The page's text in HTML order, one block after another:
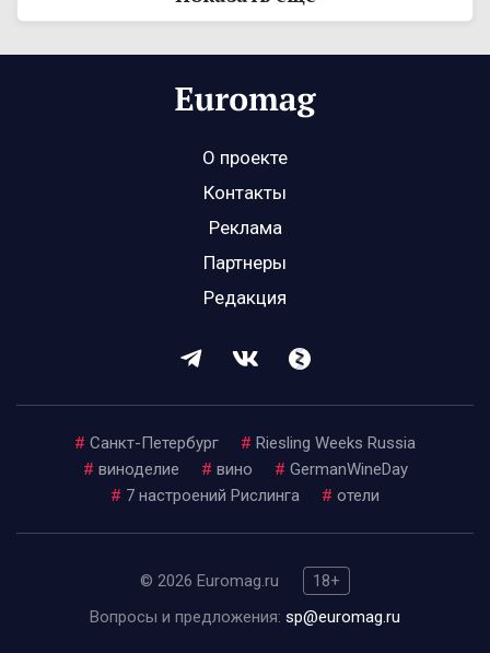
О проекте
Контакты
Реклама
Партнеры
Редакция
# Санкт-Петербург # Riesling Weeks Russia
# виноделие # вино # GermanWineDay
# 7 настроений Рислинга # отели
© 2026 Euromag.ru
18+
Вопросы и предложения: sp@euromag.ru